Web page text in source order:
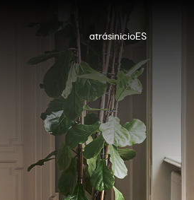
atrásinicioES